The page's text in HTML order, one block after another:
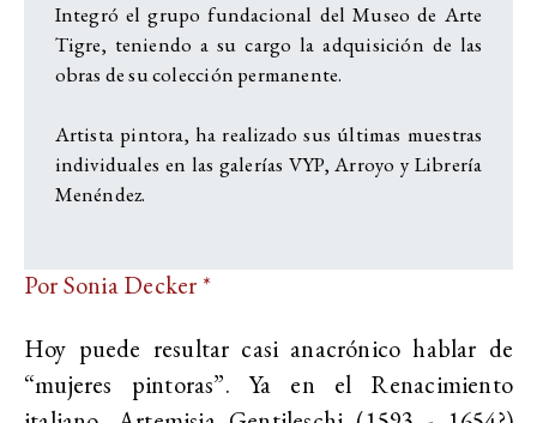
Integró el grupo fundacional del Museo de Arte
Tigre, teniendo a su cargo la adquisición de las
obras de su colección permanente.
Artista pintora, ha realizado sus últimas muestras
individuales en las galerías VYP, Arroyo y Librería
Menéndez.
Por Sonia Decker *
Hoy puede resultar casi anacrónico hablar de
“mujeres pintoras”. Ya en el Renacimiento